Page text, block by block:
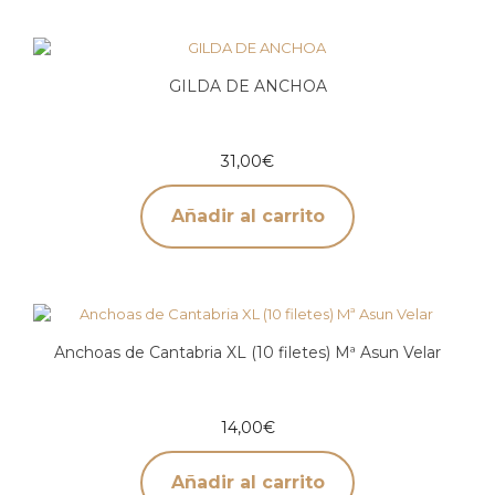
GILDA DE ANCHOA
31,00€
Añadir al carrito
Anchoas de Cantabria XL (10 filetes) Mª Asun Velar
14,00€
Añadir al carrito